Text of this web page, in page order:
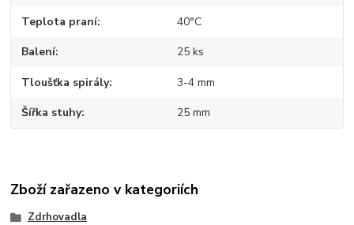
Teplota praní 40°C
Balení 25 ks
Tloušťka spirály 3-4 mm
Šířka stuhy 25 mm
Zboží zařazeno v kategoriích
Zdrhovadla